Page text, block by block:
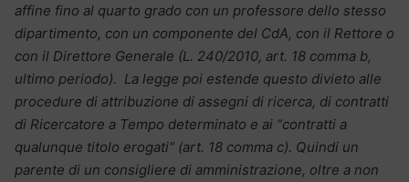
affine fino al quarto grado con un professore dello stesso
dipartimento, con un componente del CdA, con il Rettore o
con il Direttore Generale (L. 240/2010, art. 18 comma b,
ultimo periodo). La legge poi estende questo divieto alle
procedure di attribuzione di assegni di ricerca, di contratti
di Ricercatore a Tempo determinato e ai “contratti a
qualunque titolo erogati” (art. 18 comma c). Quindi un
parente di un consigliere di amministrazione, oltre a non